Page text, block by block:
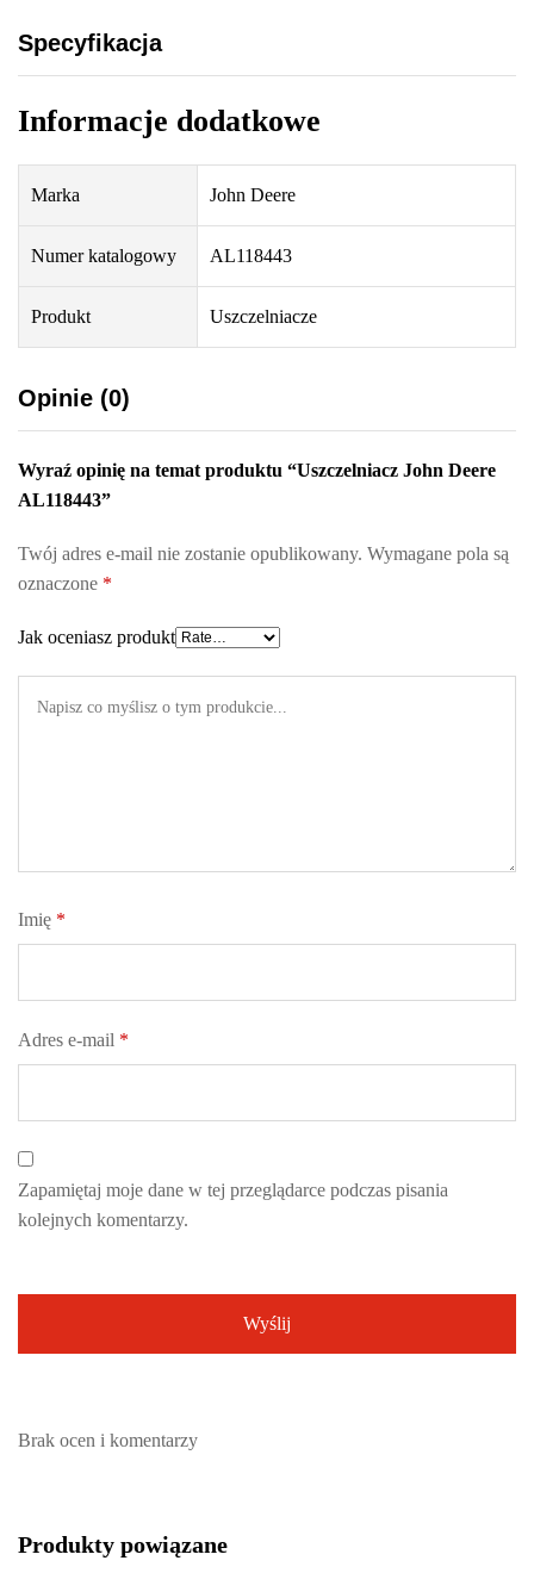
Specyfikacja
Informacje dodatkowe
Marka John Deere
Numer katalogowy AL118443
Produkt Uszczelniacze
Opinie (0)
Wyraź opinię na temat produktu “Uszczelniacz John Deere
AL118443”
Twój adres e-mail nie zostanie opublikowany. Wymagane pola są
oznaczone *
Jak oceniasz produkt
Imię *
Adres e-mail *
Zapamiętaj moje dane w tej przeglądarce podczas pisania
kolejnych komentarzy.
Brak ocen i komentarzy
Produkty powiązane